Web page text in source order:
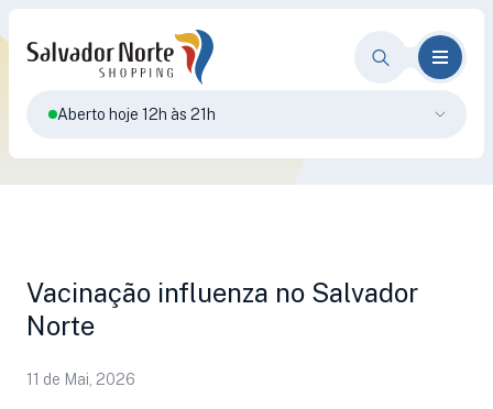
Aberto hoje 12h às 21h
Vacinação influenza no Salvador
Norte
11 de Mai, 2026